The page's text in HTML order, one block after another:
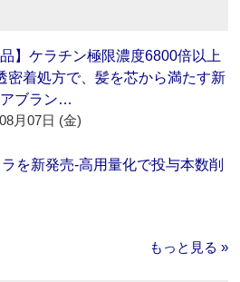
品】ケラチン極限濃度6800倍以上
密着処方で、髪を芯から満たす新
ブラン…
月07日 (金)
を新発売‐高用量化で投与本数削
もっと見る »